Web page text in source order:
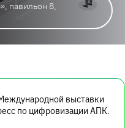
павильон 8,
выставки
по цифровизации АПК.